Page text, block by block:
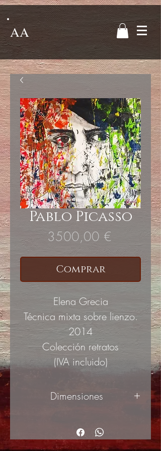
AA
Pablo Picasso
3500,00 €
Comprar
Elena Grecia
Técnica mixta sobre lienzo.
2014
Colección retratos
(IVA incluido)
Dimensiones